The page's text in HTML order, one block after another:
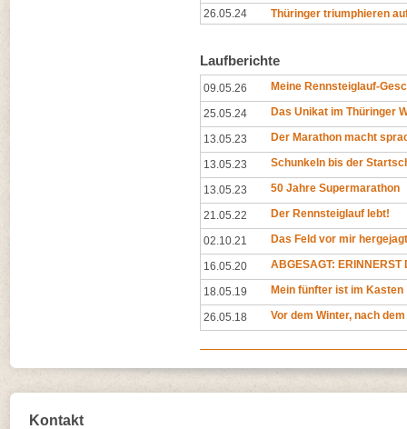
26.05.24
Thüringer triumphieren
Laufberichte
09.05.26 Meine Rennsteiglauf-
25.05.24 Das Unikat im Thüringer
13.05.23 Der Marathon macht
13.05.23 Schunkeln bis der
13.05.23 50 Jahre Supermarathon
21.05.22 Der Rennsteiglauf lebt!
02.10.21 Das Feld vor mir hergejagt
16.05.20 ABGESAGT: ERINNERST
18.05.19 Mein fünfter ist im Kasten
26.05.18 Vor dem Winter, nach
Kontakt